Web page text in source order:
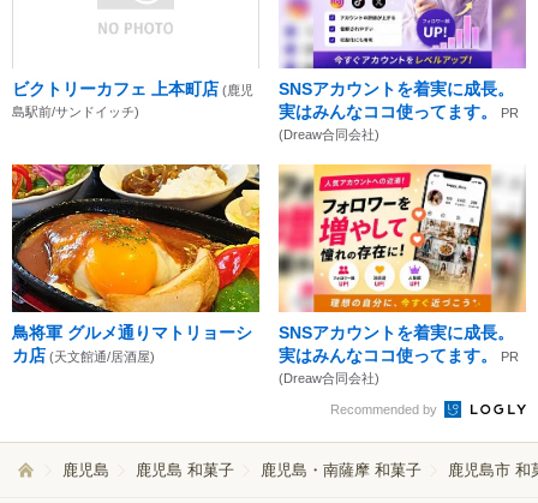
ビクトリーカフェ 上本町店 (鹿児
島駅前/サンドイッチ)
SNSアカウントを着実に成長。
実はみんなココ使ってます。
PR
(Dreaw合同会社)
鳥将軍 グルメ通りマトリョーシ
カ店 (天文館通/居酒屋)
SNSアカウントを着実に成長。
実はみんなココ使ってます。
PR
(Dreaw合同会社)
Recommended by
鹿児島 鹿児島 和菓子 鹿児島・南薩摩 和菓子 鹿児島市 和